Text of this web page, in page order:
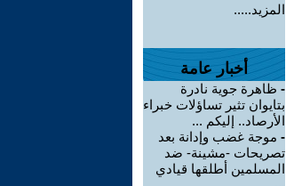
المزيد.....
أخبار عامة
- ظاهرة جوية نادرة
بتايوان تثير تساؤلات خبراء
الأرصاد.. إليكم ...
- موجة غضب وإدانة بعد
تصريحات -مشينة- ضد
المسلمين أطلقها قيادي